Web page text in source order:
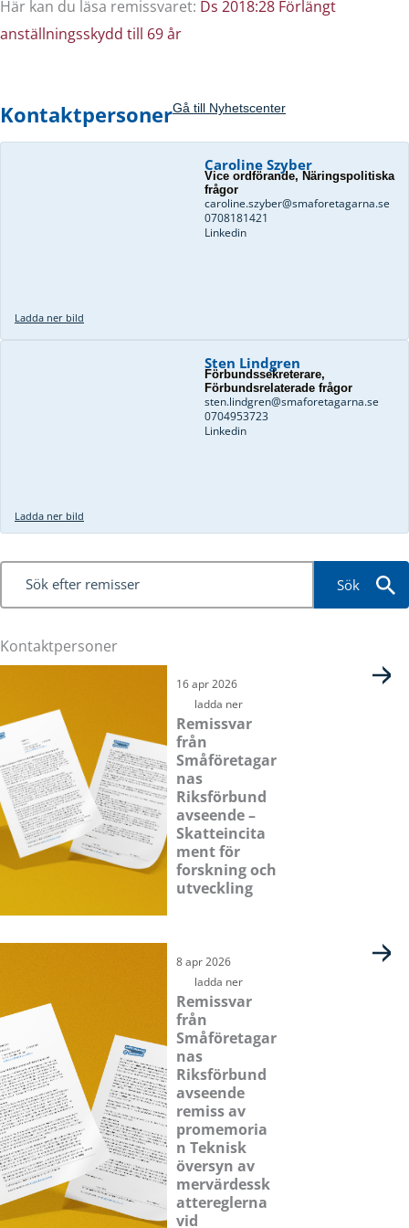
Här kan du läsa remissvaret: Ds 2018:28 Förlängt
anställningsskydd till 69 år
KontaktpersonerGå till Nyhetscenter
Caroline Szyber
Vice ordförande, Näringspolitiska
frågor
caroline.szyber@smaforetagarna.se
0708181421
Linkedin
Ladda ner bild
Sten Lindgren
Förbundssekreterare,
Förbundsrelaterade frågor
sten.lindgren@smaforetagarna.se
0704953723
Linkedin
Ladda ner bild
Sök
Kontaktpersoner
16 apr 2026
ladda ner
Remissvar
från
Småföretagar
nas
Riksförbund
avseende –
Skatteincita
ment för
forskning och
utveckling
8 apr 2026
ladda ner
Remissvar
från
Småföretagar
nas
Riksförbund
avseende
remiss av
promemoria
n Teknisk
översyn av
mervärdessk
attereglerna
vid